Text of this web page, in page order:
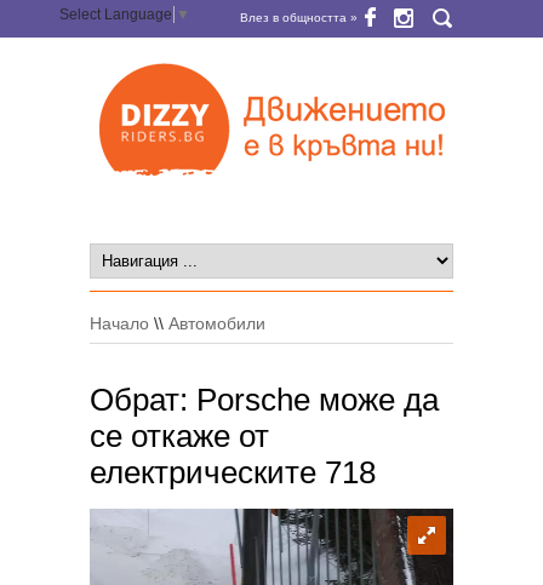
Select Language ▼ Влез в общността »
Начало \\ Автомобили
Обрат: Porsche може да
се откаже от
електрическите 718